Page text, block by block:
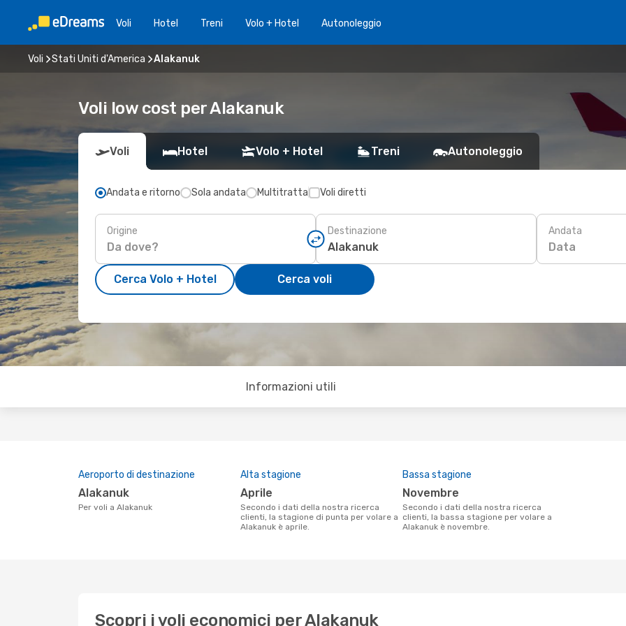
Voli Hotel Treni Volo + Hotel Autonoleggio
Voli Stati Uniti d'America Alakanuk
Voli low cost per Alakanuk
Voli Hotel Volo + Hotel Treni Autonoleggio
Andata e ritorno Sola andata Multitratta Voli diretti
Origine Destinazione Andata
Data
Cerca Volo + Hotel Cerca voli
Informazioni utili
Aeroporto di destinazione
Alakanuk
Per voli a Alakanuk
Alta stagione
aprile
Secondo i dati della nostra ricerca
clienti, la stagione di punta per volare a
Alakanuk è aprile.
Bassa stagione
novembre
Secondo i dati della nostra ricerca
clienti, la bassa stagione per volare a
Alakanuk è novembre.
Scopri i voli economici per Alakanuk